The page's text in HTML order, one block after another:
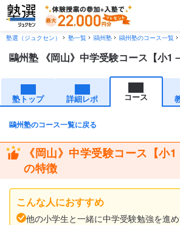
塾選（ジュクセン） 塾一覧 鷗州塾 鷗州塾のコース一覧
鷗州塾 《岡山》中学受験コース【小1
塾トップ 詳細レポ コース
鷗州塾のコース一覧に戻る
《岡山》中学受験コース【小1
の特徴
こんな人におすすめ
他の小学生と一緒に中学受験勉強を進